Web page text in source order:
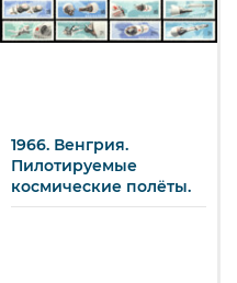
1966. Венгрия.
Пилотируемые
космические полёты.